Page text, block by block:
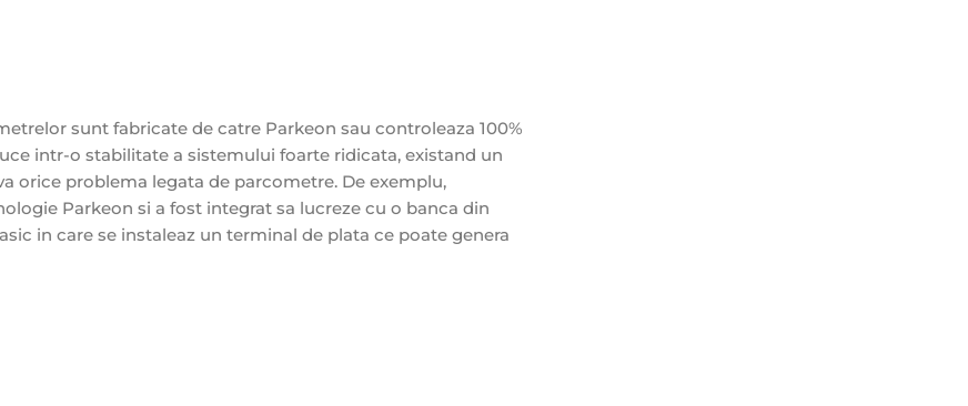
sunt fabricate de catre Parkeon sau controleaza 100%
intr-o stabilitate a sistemului foarte ridicata, existand un
orice problema legata de parcometre. De exemplu,
Parkeon si a fost integrat sa lucreze cu o banca din
in care se instaleaz un terminal de plata ce poate genera